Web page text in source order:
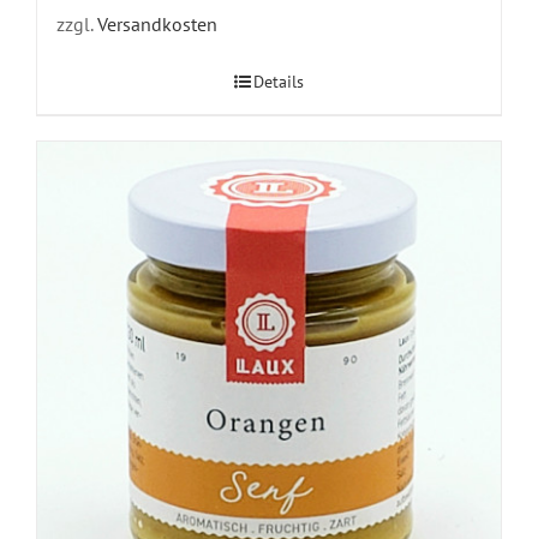
zzgl.Versandkosten
Details